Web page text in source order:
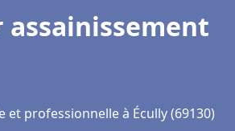
assainissement
professionnelle à Écully (69130)